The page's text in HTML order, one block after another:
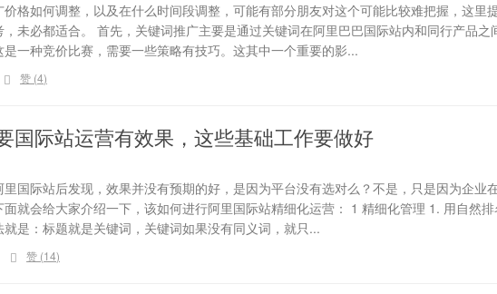
格如何调整，以及在什么时间段调整，可能有部分朋友对这个可能比较难把握，这里
未必都适合。 首先，关键词推广主要是通过关键词在阿里巴巴国际站内和同行产品之
一种竞价比赛，需要一些策略有技巧。这其中一个重要的影...
赞 (4)
国际站运营有效果，这些基础工作要做好
国际站后发现，效果并没有预期的好，是因为平台没有选对么？不是，只是因为企业
就会给大家介绍一下，该如何进行阿里国际站精细化运营： 1 精细化管理 1. 用自然
是：标题就是关键词，关键词如果没有同义词，就只...
赞 (14)